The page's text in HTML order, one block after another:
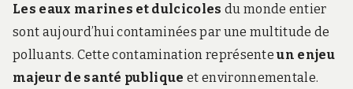
Les eaux marines et dulcicoles du monde entier
sont aujourd’hui contaminées par une multitude de
polluants. Cette contamination représenteun enjeu
majeur de santé publique et environnementale.